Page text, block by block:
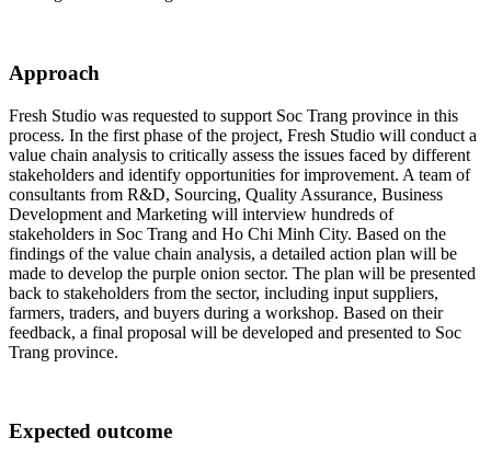
Approach
Fresh Studio was requested to support Soc Trang province in this
process. In the first phase of the project, Fresh Studio will conduct a
value chain analysis to critically assess the issues faced by different
stakeholders and identify opportunities for improvement. A team of
consultants from R&D, Sourcing, Quality Assurance, Business
Development and Marketing will interview hundreds of
stakeholders in Soc Trang and Ho Chi Minh City. Based on the
findings of the value chain analysis, a detailed action plan will be
made to develop the purple onion sector. The plan will be presented
back to stakeholders from the sector, including input suppliers,
farmers, traders, and buyers during a workshop. Based on their
feedback, a final proposal will be developed and presented to Soc
Trang province.
Expected outcome